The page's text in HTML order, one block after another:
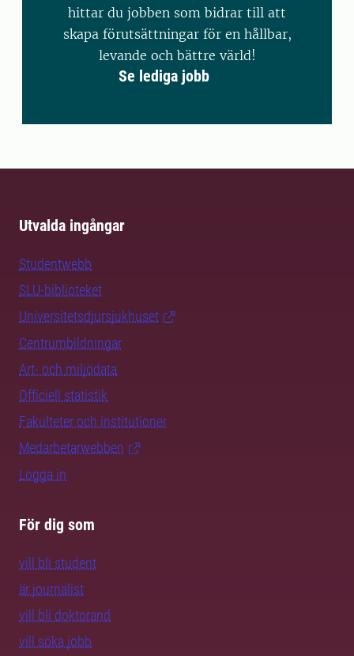
hittar du jobben som bidrar till att
skapa förutsättningar för en hållbar,
levande och bättre värld!
Se lediga jobb
Utvalda ingångar
Studentwebb
SLU-biblioteket
Universitetsdjursjukhuset
Centrumbildningar
Art- och miljödata
Officiell statistik
Fakulteter och institutioner
Medarbetarwebben
Logga in
För dig som
vill bli student
är journalist
vill bli doktorand
vill söka jobb